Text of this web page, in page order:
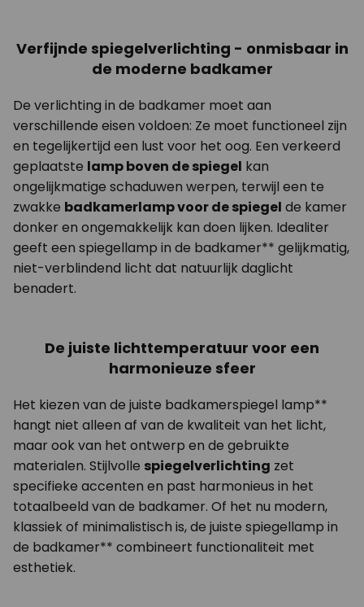
Verfijnde spiegelverlichting - onmisbaar in
de moderne badkamer
De verlichting in de badkamer moet aan
verschillende eisen voldoen: Ze moet functioneel zijn
en tegelijkertijd een lust voor het oog. Een verkeerd
geplaatste lamp boven de spiegel kan
ongelijkmatige schaduwen werpen, terwijl een te
zwakke badkamerlamp voor de spiegel de kamer
donker en ongemakkelijk kan doen lijken. Idealiter
geeft een spiegellamp in de badkamer** gelijkmatig,
niet-verblindend licht dat natuurlijk daglicht
benadert.
De juiste lichttemperatuur voor een
harmonieuze sfeer
Het kiezen van de juiste badkamerspiegel lamp**
hangt niet alleen af van de kwaliteit van het licht,
maar ook van het ontwerp en de gebruikte
materialen. Stijlvolle spiegelverlichting zet
specifieke accenten en past harmonieus in het
totaalbeeld van de badkamer. Of het nu modern,
klassiek of minimalistisch is, de juiste spiegellamp in
de badkamer** combineert functionaliteit met
esthetiek.